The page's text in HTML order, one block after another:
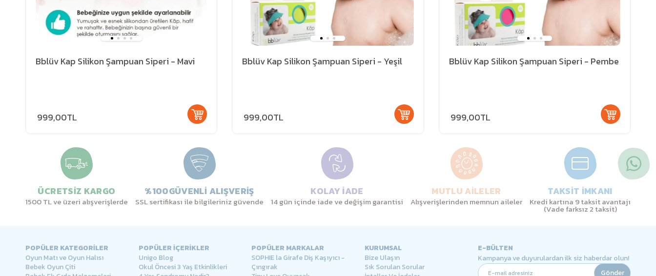
Bblüv Kap Silikon Şampuan Siperi - Mavi
999,00TL
Bblüv Kap Silikon Şampuan Siperi - Yeşil
999,00TL
Bblüv Kap Silikon Şampuan Siperi - Pembe
999,00TL
ÜCRETSİZ KARGO
1500 TL ve üzeri alışverişlerde
%100GÜVENLİ ALIŞVERİŞ
SSL sertifikası ile bilgileriniz güvende
KOLAY İADE
14 gün içinde iade ve değişim garantisi
MUTLU AİLELER
Alışverişlerinden memnun aileler
TAKSİT İMKANI
Kredi kartına 9 taksit avantajı
(Vade farksız 2 taksit)
POPÜLER KATEGORİLER
Oyun Matı ve Oyun Halısı
Bebek Oyun Çiti
POPÜLER İÇERİKLER
Unigo Blog
Okul Öncesi 3 Yaş Etkinlikleri
POPÜLER MARKALAR
SOPHIE la Girafe Diş Kaşıyıcı -
Çıngırak
KURUMSAL
Bize Ulaşın
Sık Sorulan Sorular
E-BÜLTEN
Kampanya ve duyurulardan ilk siz haberdar olun!
Gönder